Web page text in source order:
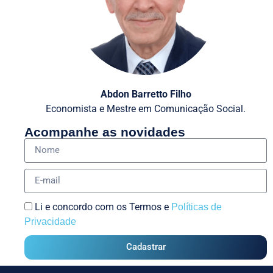
Abdon Barretto Filho
Economista e Mestre em Comunicação Social.
Acompanhe as novidades
Li e concordo com os Termos e Políticas de
Privacidade
Cadastrar